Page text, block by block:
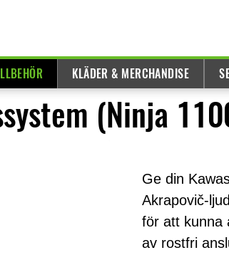
KLÄDER & MERCHANDISE
(Ninja
Ge din
Akrapovič-
för att kunna
av rostfri